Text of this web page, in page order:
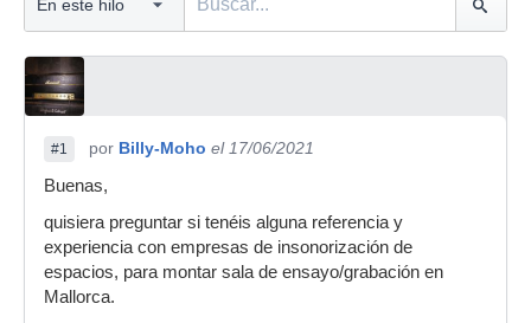
#1 por Billy-Moho el 17/06/2021
Buenas,
quisiera preguntar si tenéis alguna referencia y
experiencia con empresas de insonorización de
espacios, para montar sala de ensayo/grabación en
Mallorca.